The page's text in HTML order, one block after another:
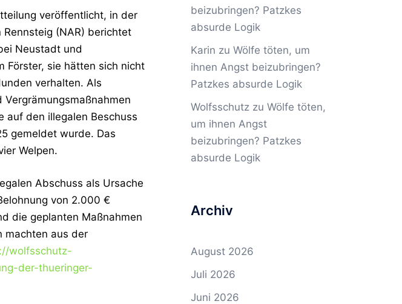
veröffentlicht, in der
Rennsteig (NAR) berichtet
Neustadt und
Förster, sie hätten sich nicht
verhalten. Als
auf den illegalen Beschuss
gemeldet wurde. Das
Welpen.
Abschuss als Ursache
von 2.000 €
die geplanten Maßnahmen
machten aus der
wolfsschutz-
der-thueringer-
beizubringen? Patzkes
absurde Logik
Karin zu Wölfe töten, um
ihnen Angst beizubringen?
Patzkes absurde Logik
Wolfsschutzzu Wölfe töten,
um ihnen Angst
beizubringen? Patzkes
absurde Logik
Archiv
August 2026
Juli 2026
Juni 2026